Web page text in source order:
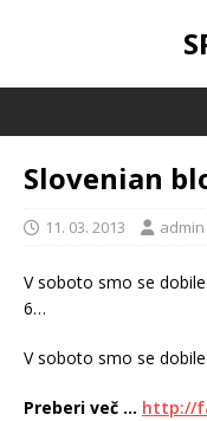
Slovenian
11. 03. 2013 admin
V soboto smo se
6…
V soboto smo se
Preberi več … http://